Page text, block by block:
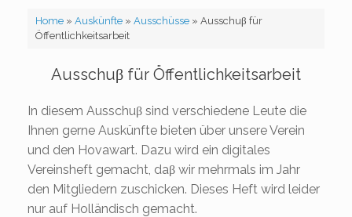
Home» Auskünfte» Ausschüsse» Ausschuβ für
Öffentlichkeitsarbeit
Ausschuβ für Öffentlichkeitsarbeit
In diesem Ausschuβ sind verschiedene Leute die
Ihnen gerne Auskünfte bieten über unsere Verein
und den Hovawart. Dazu wird ein digitales
Vereinsheft gemacht, daβ wir mehrmals im Jahr
den Mitgliedern zuschicken. Dieses Heft wird leider
nur auf Holländisch gemacht.